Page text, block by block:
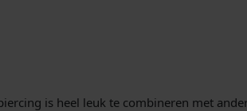
is heel leuk te combineren met